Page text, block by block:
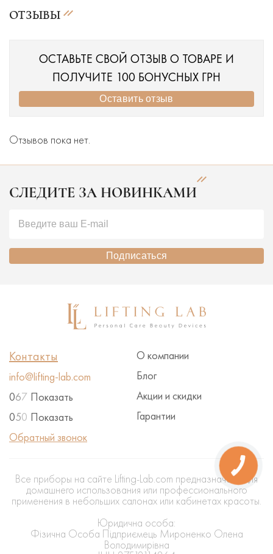
ОТЗЫВЫ
ОСТАВЬТЕ СВОЙ ОТЗЫВ О ТОВАРЕ И
ПОЛУЧИТЕ 100 БОНУСНЫХ ГРН
Оставить отзыв
Отзывов пока нет.
СЛЕДИТЕ ЗА НОВИНКАМИ
Подписаться
О компании
Блог
Акции и скидки
Гарантии
Контакты
info@lifting-lab.com
067 Показать
050 Показать
Обратный звонок
Все приборы на сайте Lifting-Lab.com предназначены для
домашнего использования или профессионального
применения в небольших салонах или кабинетах красоты.
Юридична особа:
Фізична Особа Підприємець Мироненко Олена
Володимирівна
КНОПКА
ЗВ'ЯЗКУ